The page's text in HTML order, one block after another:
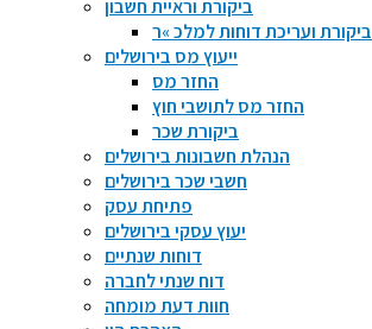
ביקורת וראיית חשבון
ביקורת ועריכת דוחות למלכ »ר
ייעוץ מס בירושלים
החזר מס
החזר מס לתושבי חוץ
ביקורת שכר
הנהלת חשבונות בירושלים
חשבי שכר בירושלים
פתיחת עסק
יעוץ עסקי בירושלים
דוחות שנתיים
דוח שנתי לחברה
חוות דעת מומחה